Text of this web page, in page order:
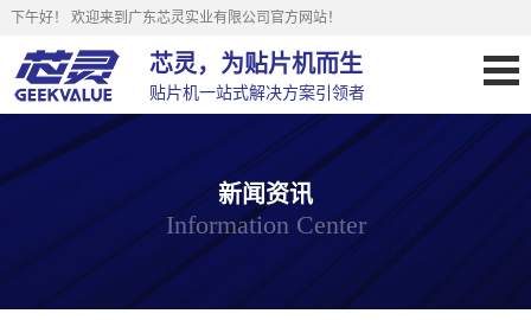
下午好！ 欢迎来到广东芯灵实业有限公司官方网站！
芯灵，为贴片机而生
贴片机一站式解决方案引领者
新闻资讯
Information Center